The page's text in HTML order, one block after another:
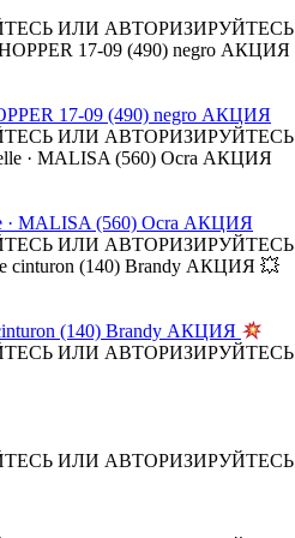
ИЛИ АВТОРИЗИРУЙТЕСЬ
17-09 (490) negro АКЦИЯ
ИЛИ АВТОРИЗИРУЙТЕСЬ
· MALISA (560) Ocra АКЦИЯ
ИЛИ АВТОРИЗИРУЙТЕСЬ
cinturon (140) Brandy АКЦИЯ
ИЛИ АВТОРИЗИРУЙТЕСЬ
ИЛИ АВТОРИЗИРУЙТЕСЬ